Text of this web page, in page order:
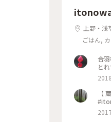
上野・
ごはん,
合
と
【